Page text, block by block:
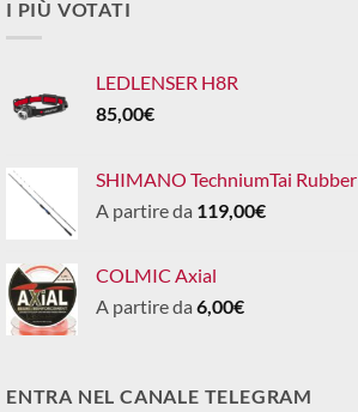
I PIÙ VOTATI
LEDLENSER H8R
85,00€
SHIMANO TechniumTai Rubber
A partire da 119,00€
COLMIC Axial
A partire da 6,00€
ENTRA NEL CANALE TELEGRAM